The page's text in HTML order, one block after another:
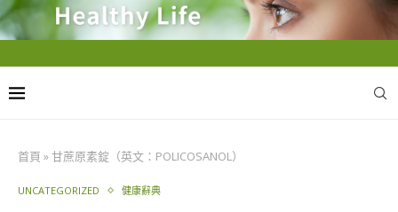
首頁 »甘蔗原素錠（英文：POLICOSANOL）
UNCATEGORIZED 健康辭典